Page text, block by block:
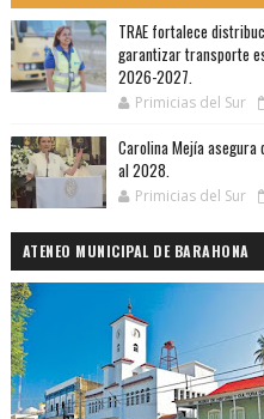
TRAE fortalece
garantizar transporte
2026-2027.
Primicias del Sur
Carolina Mejía asegura
al 2028.
Primicias del Sur
ATENEO MUNICIPAL DE BARAHONA